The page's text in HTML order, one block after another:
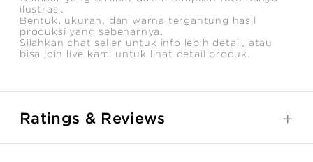
ilustrasi.
Bentuk, ukuran, dan warna tergantung hasil
produksi yang sebenarnya.
Silahkan chat seller untuk info lebih detail, atau
bisa join live kami untuk lihat detail produk.
Ratings & Reviews